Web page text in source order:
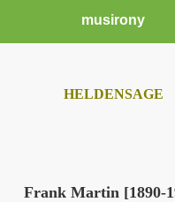
musirony
HELDENSAGE
Frank Martin [1890-